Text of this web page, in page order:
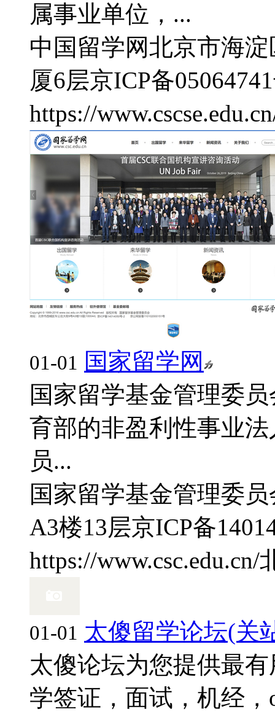
属事业单位，...
中国留学网北京市海
厦6层京ICP备
https://
01-01 国家留学网
国家留学基金管理委
育部的非盈利性事业
员...
国家留学基金管理委员
A3楼13层京ICP备
https://www.csc.edu.cn/
01-01 太傻留学论坛(关
太傻论坛为您提供最
学签证，面试，机经